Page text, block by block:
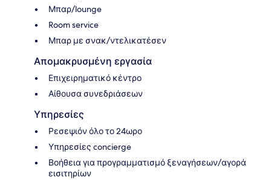
Μπαρ/lounge
Room service
Μπαρ με σνακ/ντελικατέσεν
Απομακρυσμένη εργασία
Επιχειρηματικό κέντρο
Αίθουσα συνεδριάσεων
Υπηρεσίες
Ρεσεψιόν όλο το 24ωρο
Υπηρεσίες concierge
Βοήθεια για προγραμματισμό ξεναγήσεων/αγορά
εισιτηρίων